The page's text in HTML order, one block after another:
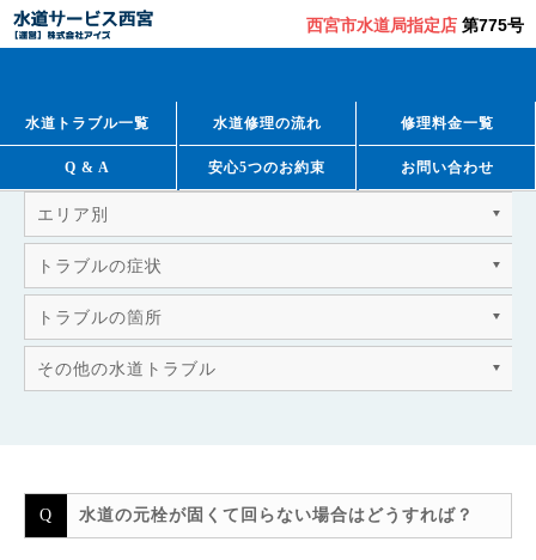
西宮市水道局指定店 第775号
水道トラブル一覧 水道修理の流れ 修理料金一覧
Q & A 安心5つのお約束 お問い合わせ
エリア別
トラブルの症状
トラブルの箇所
その他の水道トラブル
水道の元栓が固くて回らない場合はどうすれば？